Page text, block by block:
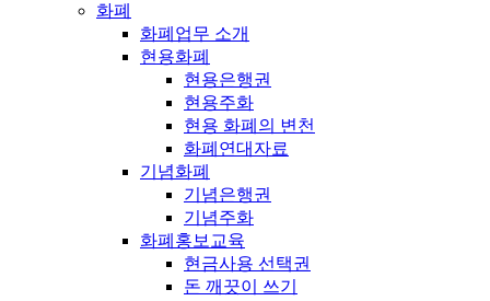
화폐
화폐업무 소개
현용화폐
현용은행권
현용주화
현용 화폐의 변천
화폐연대자료
기념화폐
기념은행권
기념주화
화폐홍보교육
현금사용 선택권
돈 깨끗이 쓰기